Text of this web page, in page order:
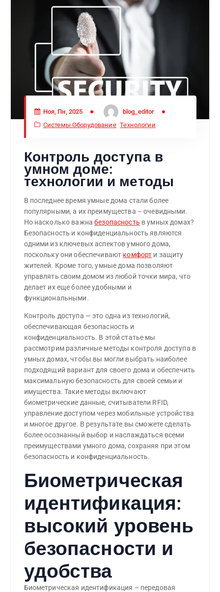
Ноя, Пн, 2025
blog_editor
Системы Оборудование Технологии
Контроль доступа в
умном доме:
технологии и методы
В последнее время умные дома стали более
популярными, а их преимущества – очевидными.
Но насколько важнабезопасность в умных домах?
Безопасность и конфиденциальность являются
одними из ключевых аспектов умного дома,
поскольку они обеспечивают комфорт и защиту
жителей. Кроме того, умные дома позволяют
управлять своим домом из любой точки мира, что
делает их еще более удобными и
функциональными.
Контроль доступа — это одна из технологий,
обеспечивающая безопасность и
конфиденциальность. В этой статье мы
рассмотрим различные методы контроля доступа в
умных домах, чтобы вы могли выбрать наиболее
подходящий вариант для своего дома и обеспечить
максимальную безопасность для своей семьи и
имущества. Такие методы включают
биометрические данные, считыватели RFID,
управление доступом через мобильные устройства
и многое другое. В результате вы сможете сделать
более осознанный выбор и наслаждаться всеми
преимуществами умного дома, сохраняя при этом
безопасность и конфиденциальность.
Биометрическая
идентификация:
высокий уровень
безопасности и
удобства
Биометрическая идентификация – передовая